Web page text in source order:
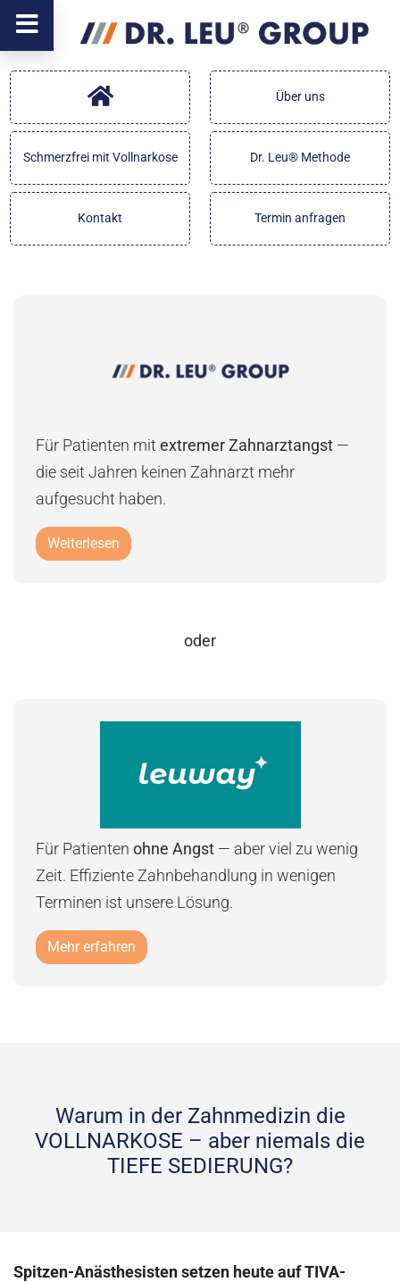
Über uns
Schmerzfrei mit Vollnarkose Dr. Leu® Methode
Kontakt Termin anfragen
Für Patienten mit extremer Zahnarztangst —
die seit Jahren keinen Zahnarzt mehr
aufgesucht haben.
Weiterlesen
oder
Für Patienten ohne Angst — aber viel zu wenig
Zeit. Effiziente Zahnbehandlung in wenigen
Terminen ist unsere Lösung.
Mehr erfahren
Warum in der Zahnmedizin die
VOLLNARKOSE – aber niemals die
TIEFE SEDIERUNG?
Spitzen-Anästhesisten setzen heute auf TIVA-